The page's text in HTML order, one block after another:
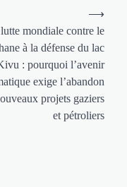
mondiale contre le
à la défense du lac
: pourquoi l’avenir
exige l’abandon
projets gaziers
et pétroliers
⟶